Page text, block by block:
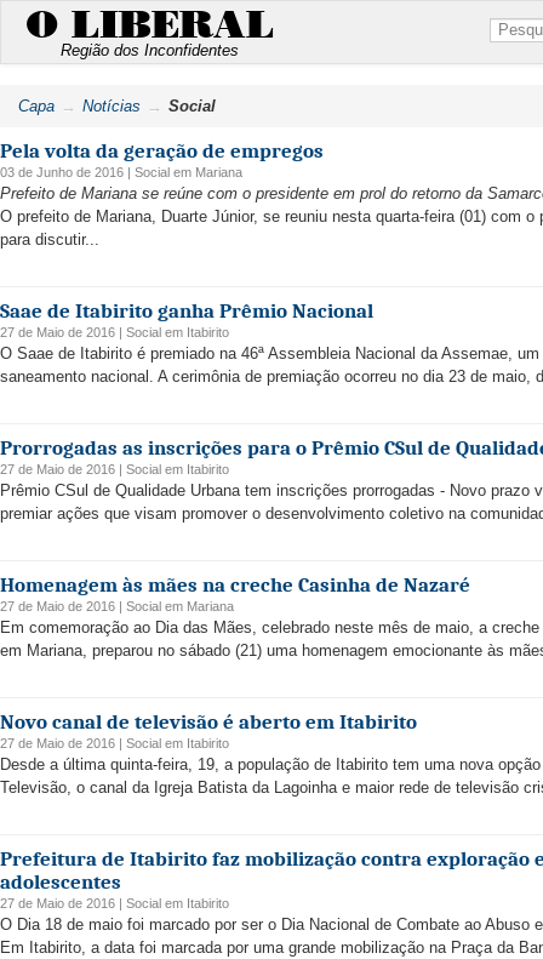
O LIBERAL
Região dos Inconfidentes
Capa Notícias Social
Pela volta da geração de empregos
03 de Junho de 2016 | Social em Mariana
Prefeito de Mariana se reúne com o presidente em prol do retorno da
O prefeito de Mariana, Duarte Júnior, se reuniu nesta quarta-feira (01) com
para discutir...
Saae de Itabirito ganha Prêmio Nacional
27 de Maio de 2016 | Social em Itabirito
O Saae de Itabirito é premiado na 46ª Assembleia Nacional da Assemae,
saneamento nacional. A cerimônia de premiação ocorreu no dia 23 de maio,
Prorrogadas as inscrições para o Prêmio CSul de
27 de Maio de 2016 | Social em Itabirito
Prêmio CSul de Qualidade Urbana tem inscrições prorrogadas - Novo
premiar ações que visam promover o desenvolvimento coletivo na
Homenagem às mães na creche Casinha de Nazaré
27 de Maio de 2016 | Social em Mariana
Em comemoração ao Dia das Mães, celebrado neste mês de maio, a
em Mariana, preparou no sábado (21) uma homenagem emocionante às
Novo canal de televisão é aberto em Itabirito
27 de Maio de 2016 | Social em Itabirito
Desde a última quinta-feira, 19, a população de Itabirito tem uma nova
Televisão, o canal da Igreja Batista da Lagoinha e maior rede de televisão
Prefeitura de Itabirito faz mobilização contra exploração
adolescentes
27 de Maio de 2016 | Social em Itabirito
O Dia 18 de maio foi marcado por ser o Dia Nacional de Combate ao
Em Itabirito, a data foi marcada por uma grande mobilização na Praça da